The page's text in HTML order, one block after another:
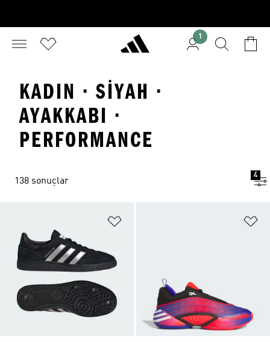
1
KADIN · SIYAH ·
AYAKKABI ·
PERFORMANCE
138 sonuçlar
4